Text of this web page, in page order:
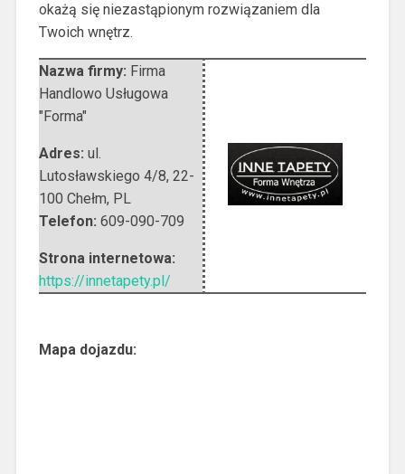
okażą się niezastąpionym rozwiązaniem dla
Twoich wnętrz.
Nazwa firmy: Firma
Handlowo Usługowa
"Forma"
Adres: ul.
Lutosławskiego 4/8, 22-
100 Chełm, PL
Telefon: 609-090-709
Strona internetowa:
https://innetapety.pl/
Mapa dojazdu: